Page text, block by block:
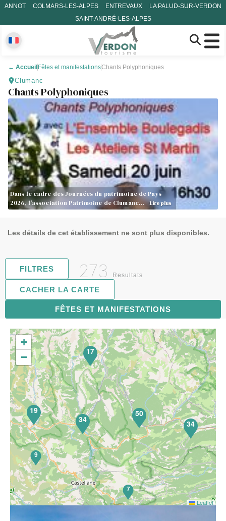
ANNOT COLMARS-LES-ALPES ENTREVAUX
LA PALUD-SUR-VERDON
SAINT-ANDRÉ-LES-ALPES
← Accueil Fêtes et manifestationsChants Polyphoniques
Clumanc
Chants Polyphoniques
Dans le cadre des Journées du patrimoine de Pays
2026, l'association Patrimoine de Clumanc… Lire plus
Les détails de cet établissement ne sont plus disponibles.
FILTRES 273 Resultats
FÊTES ET MANIFESTATIONS
CACHER LA CARTE
7
9
19
34
50
34
17
71
+
−
Leaflet